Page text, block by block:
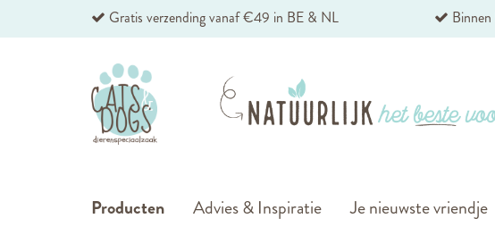
Ga
de
inhoud
Gratis verzending vanaf €49 in BE & NL Binnen
Producten Advies & Inspiratie Je nieuwste vriendje